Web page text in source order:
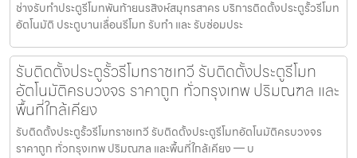
ช่างรับทำประตูรีโมทพันท้ายนรสิงห์สมุทรสาคร บริการติดตั้งประตูรั้วรีโมท
อัตโนมัติ ประตูบานเลื่อนรีโมท รับทำ และ รับซ่อมประ
รับติดตั้งประตูรั้วรีโมทราชเทวี รับติดตั้งประตูรีโมท
อัตโนมัติครบวงจร ราคาถูก ทั่วกรุงเทพ ปริมณฑล และ
พื้นที่ใกล้เคียง
รับติดตั้งประตูรั้วรีโมทราชเทวี รับติดตั้งประตูรีโมทอัตโนมัติครบวงจร
ราคาถูก ทั่วกรุงเทพ ปริมณฑล และพื้นที่ใกล้เคียง — บ